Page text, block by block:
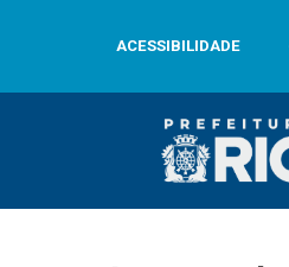
ACESSIBILIDADE